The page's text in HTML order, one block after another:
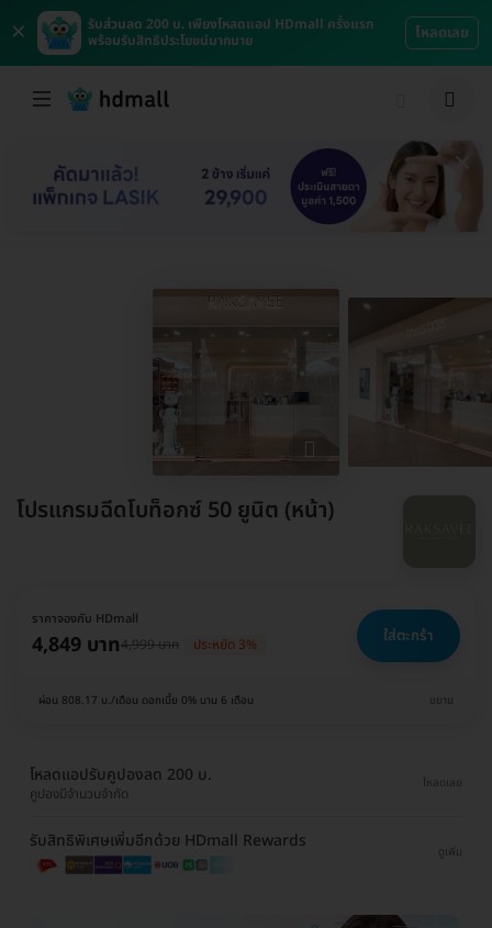
×
รับส่วนลด 200 บ. เพียงโหลดแอป HDmall ครั้งแรก
พร้อมรับสิทธิประโยชน์มากมาย
โหลดเลย
โปรแกรมฉีดโบท็อกซ์ 50 ยูนิต (หน้า)
ราคาจองกับ HDmall
4,849 บาท4,999 บาท ประหยัด 3% ใส่ตะกร้า
ผ่อน 808.17 บ./เดือน ดอกเบี้ย 0% นาน 6 เดือน ขยาย
โหลดแอปรับคูปองลด 200 บ.
คูปองมีจำนวนจำกัด
โหลดเลย
รับสิทธิพิเศษเพิ่มอีกด้วย HDmall Rewards
ดูเพิ่ม